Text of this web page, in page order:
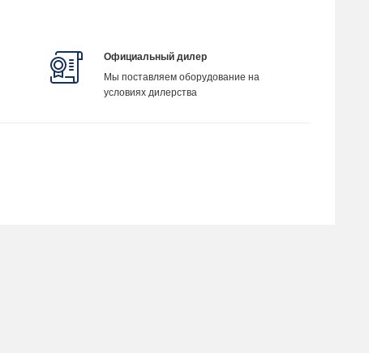
Официальный дилер
Мы поставляем оборудование на
условиях дилерства